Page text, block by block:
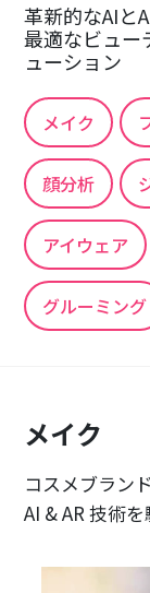
革新的なAIと
最適なビュー
ューション
メイク
顔分析
アイウェア
グルーミング
メイク
コスメブラン
AI & AR 技術